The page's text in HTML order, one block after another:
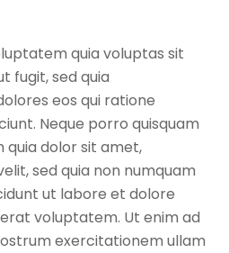
quia voluptas sit
fugit, sed quia
eos qui ratione
Neque porro quisquam
quia dolor sit amet,
sed quia non numquam
ut labore et dolore
voluptatem. Ut enim ad
exercitationem ullam